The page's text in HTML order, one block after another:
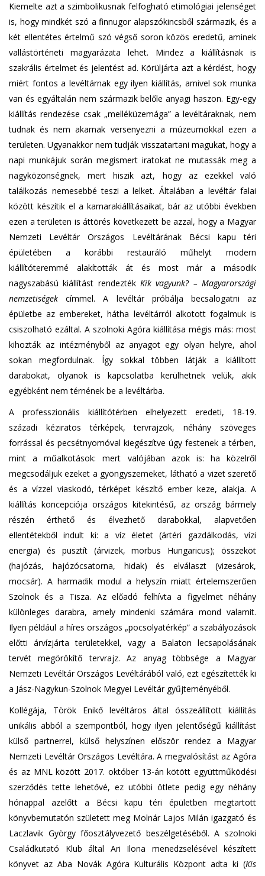
Kiemelte azt a szimbolikusnak felfogható etimológiai jelenséget
is, hogy mindkét szó a finnugor alapszókincsből származik, és a
két ellentétes értelmű szó végső soron közös eredetű, aminek
vallástörténeti magyarázata lehet. Mindez a kiállításnak is
szakrális értelmet és jelentést ad. Körüljárta azt a kérdést, hogy
miért fontos a levéltárnak egy ilyen kiállítás, amivel sok munka
van és egyáltalán nem származik belőle anyagi haszon. Egy-egy
kiállítás rendezése csak „melléküzemága” a levéltáraknak, nem
tudnak és nem akarnak versenyezni a múzeumokkal ezen a
területen. Ugyanakkor nem tudják visszatartani magukat, hogy a
napi munkájuk során megismert iratokat ne mutassák meg a
nagyközönségnek, mert hiszik azt, hogy az ezekkel való
találkozás nemesebbé teszi a lelket. Általában a levéltár falai
között készítik el a kamarakiállításaikat, bár az utóbbi években
ezen a területen is áttörés következett be azzal, hogy a Magyar
Nemzeti Levéltár Országos Levéltárának Bécsi kapu téri
épületében a korábbi restauráló műhelyt modern
kiállítóteremmé alakították át és most már a második
nagyszabású kiállítást rendezték Kik vagyunk? – Magyarországi
nemzetiségek címmel. A levéltár próbálja becsalogatni az
épületbe az embereket, hátha levéltárról alkotott fogalmuk is
csiszolható ezáltal. A szolnoki Agóra kiállítása mégis más: most
kihozták az intézményből az anyagot egy olyan helyre, ahol
sokan megfordulnak. Így sokkal többen látják a kiállított
darabokat, olyanok is kapcsolatba kerülhetnek velük, akik
egyébként nem térnének be a levéltárba.
A professzionális kiállítótérben elhelyezett eredeti, 18-19.
századi kéziratos térképek, tervrajzok, néhány szöveges
forrással és pecsétnyomóval kiegészítve úgy festenek a térben,
mint a műalkotások: mert valójában azok is: ha közelről
megcsodáljuk ezeket a gyöngyszemeket, látható a vizet szerető
és a vízzel viaskodó, térképet készítő ember keze, alakja. A
kiállítás koncepciója országos kitekintésű, az ország bármely
részén érthető és élvezhető darabokkal, alapvetően
ellentétekből indult ki: a víz életet (ártéri gazdálkodás, vízi
energia) és pusztít (árvizek, morbus Hungaricus); összeköt
(hajózás, hajózócsatorna, hidak) és elválaszt (vizesárok,
mocsár). A harmadik modul a helyszín miatt értelemszerűen
Szolnok és a Tisza. Az előadó felhívta a figyelmet néhány
különleges darabra, amely mindenki számára mond valamit.
Ilyen például a híres országos „pocsolyatérkép” a szabályozások
előtti árvízjárta területekkel, vagy a Balaton lecsapolásának
tervét megörökítő tervrajz. Az anyag többsége a Magyar
Nemzeti Levéltár Országos Levéltárából való, ezt egészítették ki
a Jász-Nagykun-Szolnok Megyei Levéltár gyűjteményéből.
Kollégája, Török Enikő levéltáros által összeállított kiállítás
unikális abból a szempontból, hogy ilyen jelentőségű kiállítást
külső partnerrel, külső helyszínen először rendez a Magyar
Nemzeti Levéltár Országos Levéltára. A megvalósítást az Agóra
és az MNL között 2017. október 13-án kötött együttműködési
szerződés tette lehetővé, ez utóbbi ötlete pedig egy néhány
hónappal azelőtt a Bécsi kapu téri épületben megtartott
könyvbemutatón született meg Molnár Lajos Milán igazgató és
Laczlavik György főosztályvezető beszélgetéséből. A szolnoki
Családkutató Klub által Ari Ilona menedzselésével készített
könyvet az Aba Novák Agóra Kulturális Központ adta ki (Kis